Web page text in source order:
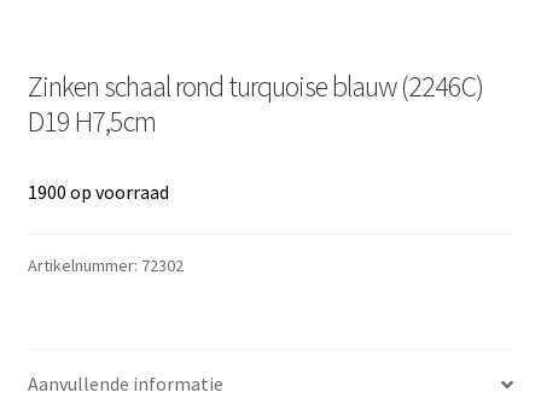
Zinken schaal rond turquoise blauw (2246C)
D19 H7,5cm
1900 op voorraad
Artikelnummer: 72302
Aanvullende informatie